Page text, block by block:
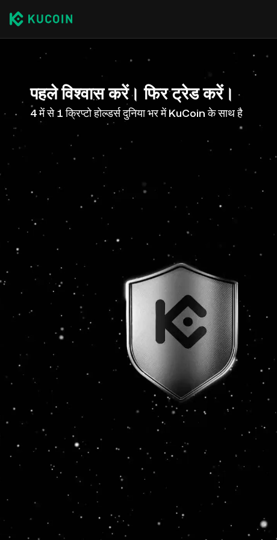
पहले विश्वास करें। फिर ट्रेड करें।
4 में से 1 क्रिप्टो होल्डर्स दुनिया भर में KuCoin के साथ है